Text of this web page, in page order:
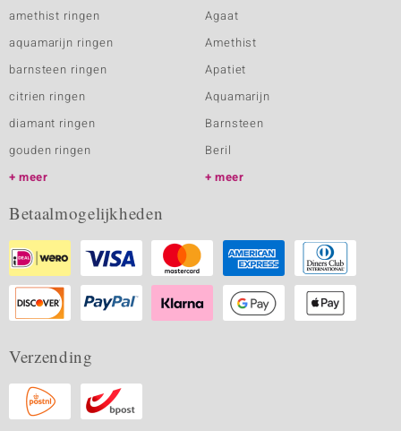
amethist ringen
aquamarijn ringen
barnsteen ringen
citrien ringen
diamant ringen
gouden ringen
meer
Agaat
Amethist
Apatiet
Aquamarijn
Barnsteen
Beril
meer
Betaalmogelijkheden
Verzending